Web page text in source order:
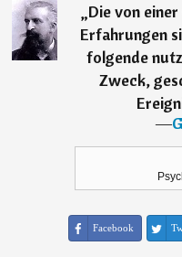
„Die von
Erfahrungen
folgende
Zweck,
―
Facebook